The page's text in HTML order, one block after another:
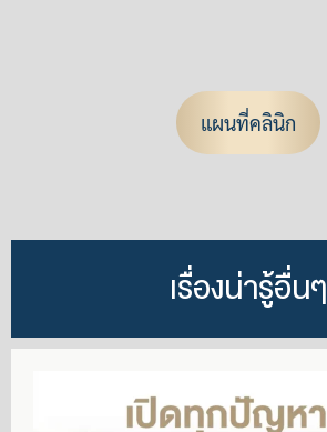
แผนที่คลินิก
เรื่องน่ารู้อื่นๆ